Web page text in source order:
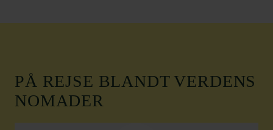
PÅ REJSE BLANDT VERDENS
NOMADER